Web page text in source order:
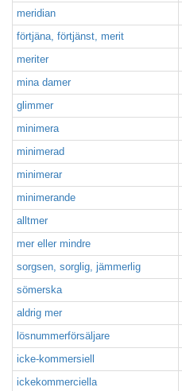
meridian
förtjäna, förtjänst, merit
meriter
mina damer
glimmer
minimera
minimerad
minimerar
minimerande
alltmer
mer eller mindre
sorgsen, sorglig, jämmerlig
sömerska
aldrig mer
lösnummerförsäljare
icke-kommersiell
ickekommerciella